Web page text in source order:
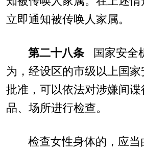
立即通知被传唤人家属。
第二十八条国家安全
为，经设区的市级以上国家
批准，可以依法对涉嫌间
品、场所进行检查。
检查女性身体的，应当